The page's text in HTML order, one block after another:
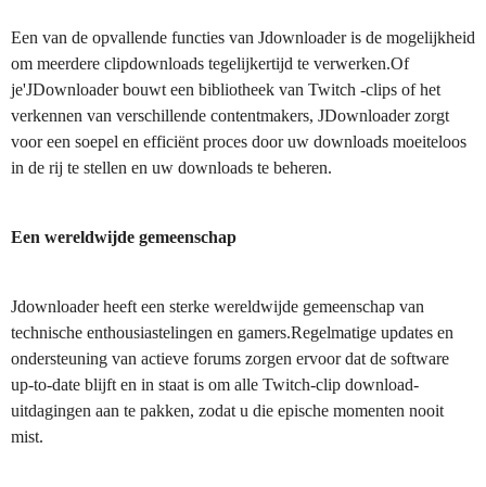
Een van de opvallende functies van Jdownloader is de mogelijkheid
om meerdere clipdownloads tegelijkertijd te verwerken.Of
je'JDownloader bouwt een bibliotheek van Twitch -clips of het
verkennen van verschillende contentmakers, JDownloader zorgt
voor een soepel en efficiënt proces door uw downloads moeiteloos
in de rij te stellen en uw downloads te beheren.
Een wereldwijde gemeenschap
Jdownloader heeft een sterke wereldwijde gemeenschap van
technische enthousiastelingen en gamers.Regelmatige updates en
ondersteuning van actieve forums zorgen ervoor dat de software
up-to-date blijft en in staat is om alle Twitch-clip download-
uitdagingen aan te pakken, zodat u die epische momenten nooit
mist.